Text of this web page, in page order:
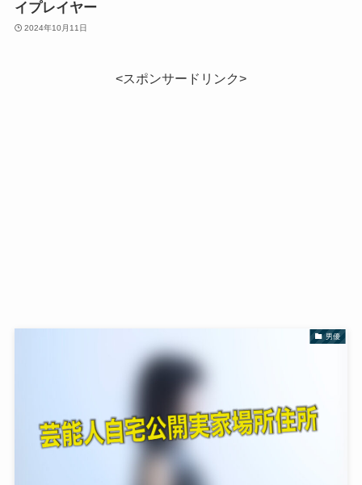
イプレイヤー
2024年10月11日
<スポンサードリンク>
男優